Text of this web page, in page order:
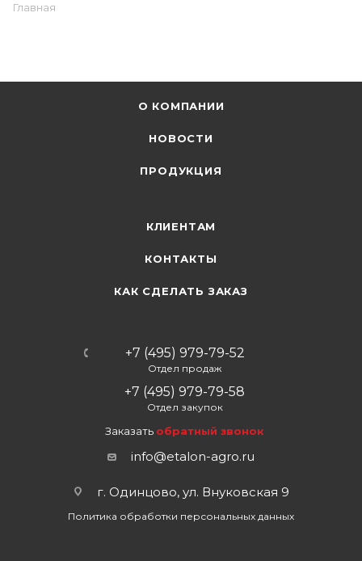
Главная
О КОМПАНИИ
НОВОСТИ
ПРОДУКЦИЯ
КЛИЕНТАМ
КОНТАКТЫ
КАК СДЕЛАТЬ ЗАКАЗ
+7 (495) 979-79-52
Отдел продаж
+7 (495) 979-79-58
Отдел закупок
Заказать обратный звонок
info@etalon-agro.ru
г. Одинцово, ул. Внуковская 9
Политика обработки персональных данных